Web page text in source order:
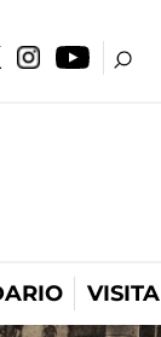
VISITA